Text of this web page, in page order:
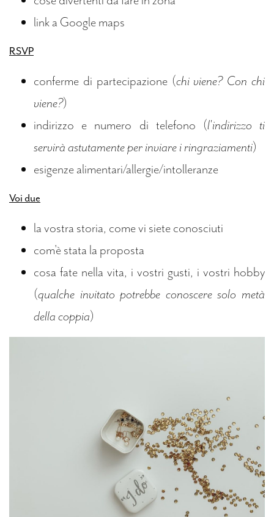
link a Google maps
RSVP
conferme di partecipazione (chi viene? Con chi
viene?)
indirizzo e numero di telefono (l'indirizzo ti
servirà astutamente per inviare i ringraziamenti)
esigenze alimentari/allergie/intolleranze
Voi due
la vostra storia, come vi siete conosciuti
com'è stata la proposta
cosa fate nella vita, i vostri gusti, i vostri hobby
(qualche invitato potrebbe conoscere solo metà
della coppia)